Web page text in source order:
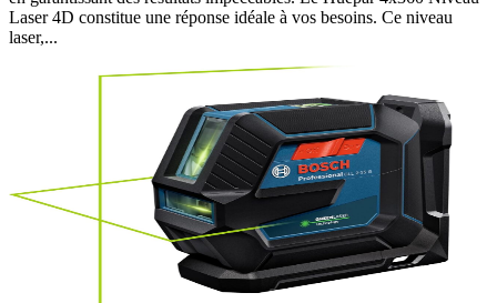
Laser 4D constitue une réponse idéale à vos besoins. Ce niveau
laser,...